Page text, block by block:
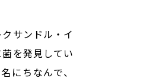
サンドル・イ
を発見してい
にちなんで、